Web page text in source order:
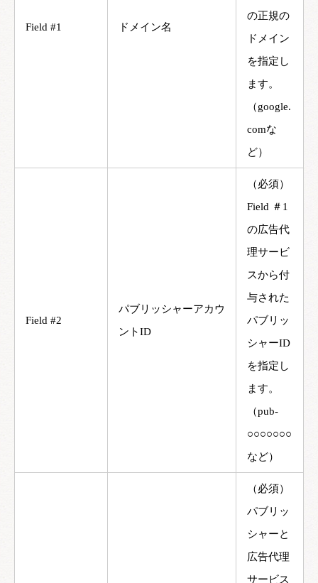
Field #1 ドメイン名
の正規の
ドメイン
を指定し
ます。
（google.
comな
ど）
Field #2
パブリッシャーアカウ
ントID
（必須）
Field ＃1
の広告代
理サービ
スから付
与された
パブリッ
シャーID
を指定し
ます。
（pub-
○○○○○○○
など）
（必須）
パブリッ
シャーと
広告代理
サービス